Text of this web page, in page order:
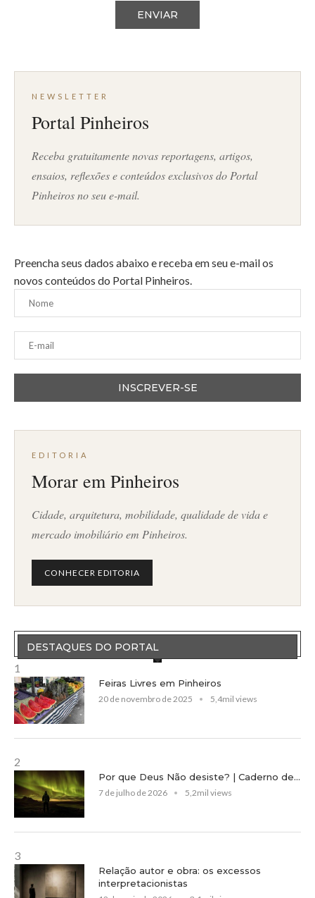
NEWSLETTER
Portal Pinheiros
Receba gratuitamente novas reportagens, artigos,
ensaios, reflexões e conteúdos exclusivos do Portal
Pinheiros no seu e-mail.
Preencha seus dados abaixo e receba em seu e-mail os
novos conteúdos do Portal Pinheiros.
EDITORIA
Morar em Pinheiros
Cidade, arquitetura, mobilidade, qualidade de vida e
mercado imobiliário em Pinheiros.
CONHECER EDITORIA
DESTAQUES DO PORTAL
1
Feiras Livres em Pinheiros
20 de novembro de 2025 5,4mil views
2
Por que Deus Não desiste? | Caderno de...
7 de julho de 2026 5,2mil views
3
Relação autor e obra: os excessos
interpretacionistas